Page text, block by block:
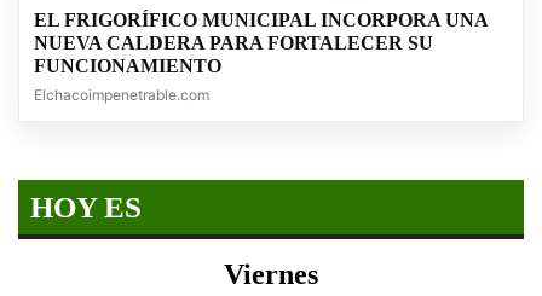
EL FRIGORÍFICO MUNICIPAL INCORPORA UNA
NUEVA CALDERA PARA FORTALECER SU
FUNCIONAMIENTO
Elchacoimpenetrable.com
HOY ES
Viernes